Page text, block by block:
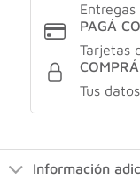
PAGÁ
Tarjetas
Tus
Información